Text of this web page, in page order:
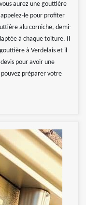
aurez une gouttière
appelez-le pour profiter
alu corniche, demi-
à chaque toiture. Il
à Verdelais et il
pour avoir une
préparer votre